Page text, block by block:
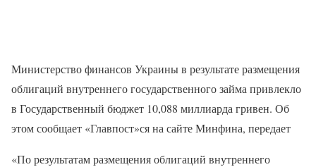
Министерство финансов Украины в результате размещения
облигаций внутреннего государственного займа привлекло
в Государственный бюджет 10,088 миллиарда гривен. Об
этом сообщает «Главпост»ся на сайте Минфина, передает
«По результатам размещения облигаций внутреннего